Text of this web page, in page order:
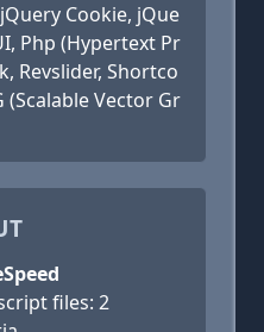
Cookie, jQue
Php (Hypertext Pr
Revslider, Shortco
(Scalable Vector Gr
files: 2